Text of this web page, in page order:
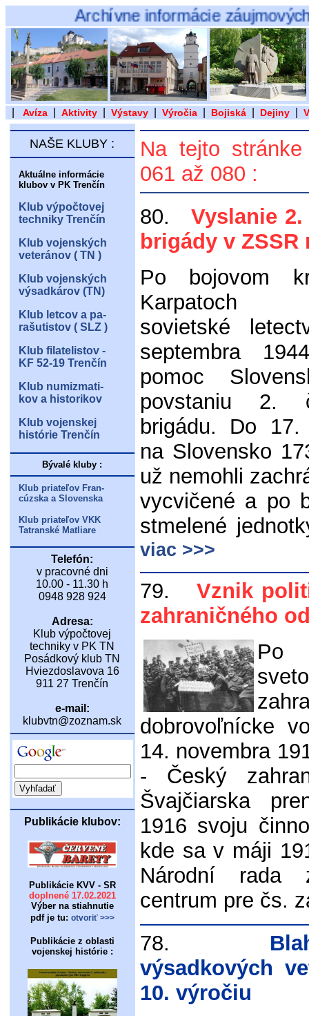
Archívne informácie záujmových
Avíza Aktivity Výstavy Výročia Bojiská Dejiny
NAŠE KLUBY :
Aktuálne informácie
klubov v PK Trenčín
Klub výpočtovej
techniky Trenčín
Klub vojenských
veteránov ( TN )
Klub vojenských
výsadkárov (TN)
Klub letcov a pa-
rašutistov ( SLZ )
Klub filatelistov -
KF 52-19 Trenčín
Klub numizmati-
kov a historikov
Klub vojenskej
histórie Trenčín
Bývalé kluby :
Klub priateľov Fran-
cúzska a Slovenska
Klub priateľov VKK
Tatranské Matliare
Telefón:
v pracovné dni
10.00 - 11.30 h
0948 928 924
Adresa:
Klub výpočtovej
techniky v PK TN
Posádkový klub TN
Hviezdoslavova 16
911 27 Trenčín
e-mail:
klubvtn@zoznam.sk
Publikácie klubov:
Publikácie KVV - SR
doplnené 17.02.2021
Výber na stiahnutie
pdf je tu: otvoriť >>>
Publikácie z oblasti
vojenskej histórie :
Na tejto
061 až 080 :
80.
Vyslanie
brigády v ZSSR
Po bojovom
Karpatoch
sovietské
septembra
pomoc
povstaniu 2.
brigádu. Do 17.
na Slovensko
už nemohli
vycvičené a po
stmelené
viac >>>
79.
Vznik
zahraničného
Po
dobrovoľnícke
14. novembra
- Český
Švajčiarska
1916 svoju
kde sa v máji
Národní rada
centrum pre čs.
78.
výsadkových
10. výročiu